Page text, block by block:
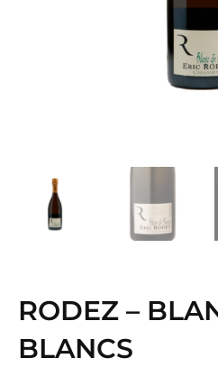
RODEZ –
BLANCS